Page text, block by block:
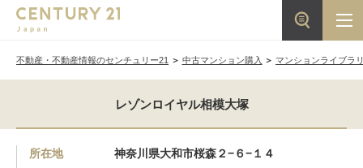
不動産・不動産情報のセンチュリー21 中古マンション購入 マンションライブラ
レゾンロイヤル相模大塚
所在地
神奈川県大和市桜森２−６−１４